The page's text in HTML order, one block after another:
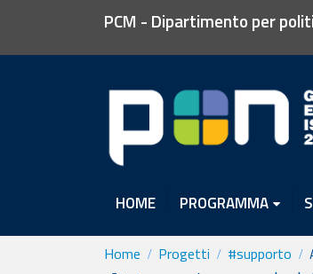
PCM - Dipartimento per
HOME PROGRAMMA
Home Progetti #supporto